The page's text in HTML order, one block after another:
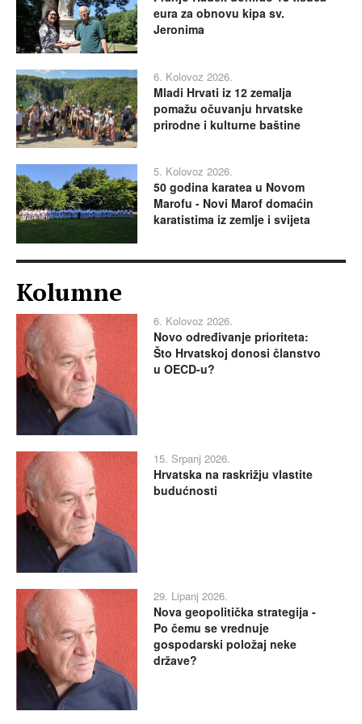
eura za obnovu kipa sv.
Jeronima
6. Kolovoz 2026.
Mladi Hrvati iz 12 zemalja
pomažu očuvanju hrvatske
prirodne i kulturne baštine
5. Kolovoz 2026.
50 godina karatea u Novom
Marofu - Novi Marof domaćin
karatistima iz zemlje i svijeta
Kolumne
6. Kolovoz 2026.
Novo određivanje prioriteta:
Što Hrvatskoj donosi članstvo
u OECD-u?
15. Srpanj 2026.
Hrvatska na raskrižju vlastite
budućnosti
29. Lipanj 2026.
Nova geopolitička strategija -
Po čemu se vrednuje
gospodarski položaj neke
države?